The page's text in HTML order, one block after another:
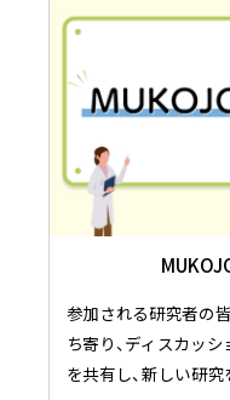
参加される研究者の
ち寄り、ディスカッ
を共有し、新しい研究